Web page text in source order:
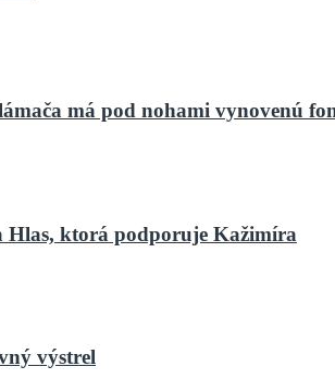
má pod nohami vynovenú
Hlas, ktorá podporuje Kažimíra
výstrel